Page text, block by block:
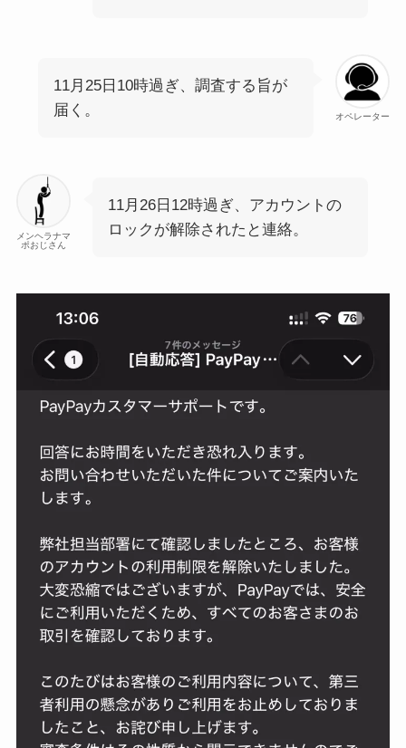
オペレーター
11月25日10時過ぎ、調査する旨が
届く。
メンヘラナマ
ポおじさん
11月26日12時過ぎ、アカウントの
ロックが解除されたと連絡。